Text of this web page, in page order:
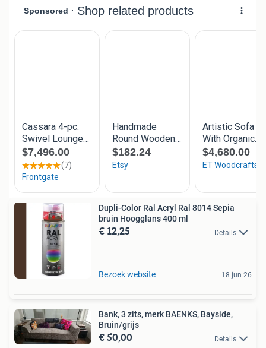
Dupli-Color Ral Acryl Ral 8014 Sepia
bruin Hoogglans 400 ml
€ 12,25 Details
Bezoek website 18 jun 26
Bank, 3 zits, merk BAENKS, Bayside,
Bruin/grijs
€ 50,00 Details